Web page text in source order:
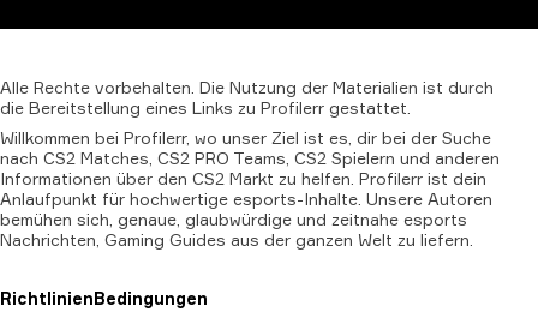
Alle Rechte vorbehalten. Die Nutzung der Materialien ist durch
die Bereitstellung eines Links zu Profilerr gestattet.
Willkommen bei Profilerr, wo unser Ziel ist es, dir bei der Suche
nach CS2 Matches, CS2 PRO Teams, CS2 Spielern und anderen
Informationen über den CS2 Markt zu helfen. Profilerr ist dein
Anlaufpunkt für hochwertige esports-Inhalte. Unsere Autoren
bemühen sich, genaue, glaubwürdige und zeitnahe esports
Nachrichten, Gaming Guides aus der ganzen Welt zu liefern.
RichtlinienBedingungen